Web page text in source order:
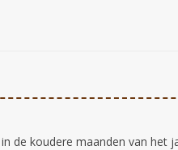
de koudere maanden van het